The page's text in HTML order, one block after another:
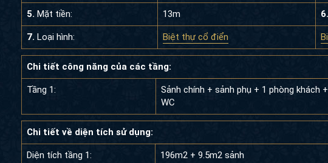
5. Mặt tiền: 13m 6.
7. Loại hình: Biệt thự cổ điển
Chi tiết công năng của các tầng:
Tầng 1:
Sảnh chính + sảnh phụ + 1 phòng khách
WC
Chi tiết về diện tích sử dụng:
Diện tích tầng 1: 196m2 + 9.5m2 sảnh